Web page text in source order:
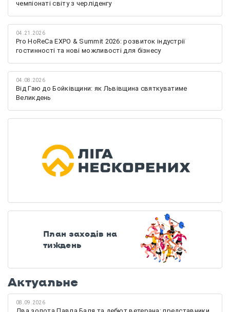
чемпіонаті світу з черліденгу
04.21.2026
Pro HoReCa EXPO & Summit 2026: розвиток індустрії
гостинності та нові можливості для бізнесу
04.08.2026
Від Гаю до Бойківщини: як Львівщина святкуватиме
Великдень
План заходів на
тиждень
Актуальне
08.09.2026